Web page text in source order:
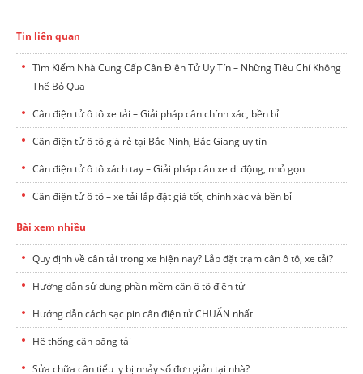
Tin liên quan
Tìm Kiếm Nhà Cung Cấp Cân Điện Tử Uy Tín – Những Tiêu Chí Không
Thể Bỏ Qua
Cân điện tử ô tô xe tải – Giải pháp cân chính xác, bền bỉ
Cân điện tử ô tô giá rẻ tại Bắc Ninh, Bắc Giang uy tín
Cân điện tử ô tô xách tay – Giải pháp cân xe di động, nhỏ gọn
Cân điện tử ô tô – xe tải lắp đặt giá tốt, chính xác và bền bỉ
Bài xem nhiều
Quy định về cân tải trọng xe hiện nay? Lắp đặt trạm cân ô tô, xe tải?
Hướng dẫn sử dụng phần mềm cân ô tô điện tử
Hướng dẫn cách sạc pin cân điện tử CHUẨN nhất
Hệ thống cân băng tải
Sửa chữa cân tiểu ly bị nhảy số đơn giản tại nhà?